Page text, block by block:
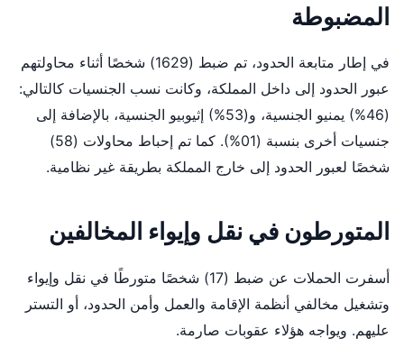
المضبوطة
في إطار متابعة الحدود، تم ضبط (1629) شخصًا أثناء محاولتهم
عبور الحدود إلى داخل المملكة، وكانت نسب الجنسيات كالتالي:
(46%) يمنيو الجنسية، و(53%) إثيوبيو الجنسية، بالإضافة إلى
جنسيات أخرى بنسبة (01%). كما تم إحباط محاولات (58)
شخصًا لعبور الحدود إلى خارج المملكة بطريقة غير نظامية.
المتورطون في نقل وإيواء المخالفين
أسفرت الحملات عن ضبط (17) شخصًا متورطًا في نقل وإيواء
وتشغيل مخالفي أنظمة الإقامة والعمل وأمن الحدود، أو التستر
عليهم. ويواجه هؤلاء عقوبات صارمة.